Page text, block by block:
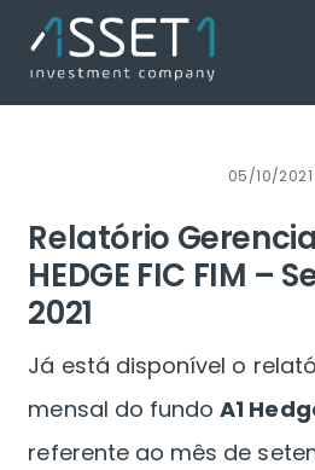
content
05/10/2021
Relatório
HEDGE FIC FIM –
2021
Já está disponível o
mensal do fundoA1
referente ao mês de